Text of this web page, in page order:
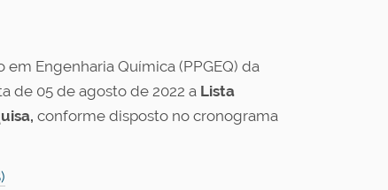
Engenharia Química (PPGEQ) da
de 05 de agosto de 2022 aLista
conforme disposto no cronograma